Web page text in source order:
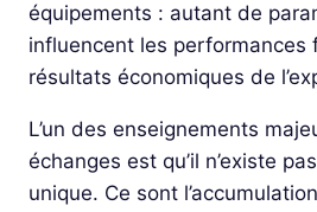
équipements : autant de
influencent les performances
résultats économiques de
L’un des enseignements
échanges est qu’il n’existe
unique. Ce sont